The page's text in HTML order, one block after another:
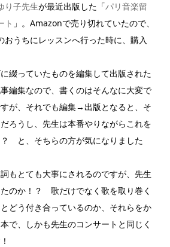
り子先生が最近出版した「パリ音楽留
ト 」。Amazonで売り切れていたので、
おうちにレッスンへ行った時に、購入
綴っていたものを編集して出版された
編集なので、書くのはそんなに大変で
が、それでも編集→出版となると、そ
ろうし、先生は本番やりながらこれを
と、そちらの方が気になりました
もとても大事にされるのですが、先生
のか！？ 歌だけでなく歌を取り巻く
どう付き合っているのか、それらをか
で、しかも先生のコンサートと同じく